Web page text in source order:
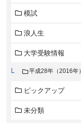
模試
浪人生
大学受験情報
平成28年（2016年）
ピックアップ
未分類